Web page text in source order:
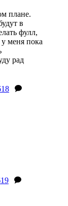
плане.
в
фулл,
меня пока
рад